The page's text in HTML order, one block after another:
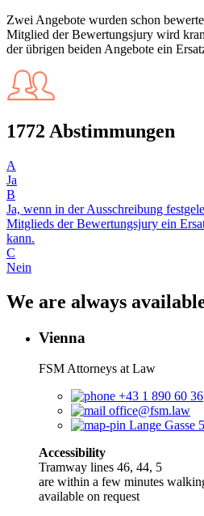
Zwei Angebote wurden schon
Mitglied der Bewertungsjury wird
der übrigen beiden Angebote ein
1772 Abstimmungen
A
Ja
B
Ja, wenn in der Ausschreibung
Mitglieds der Bewertungsjury ein
kann.
C
Nein
We are always
Vienna
FSM Attorneys at Law
+43 1 890 60 36
office@fsm.law
Lange Gasse
Accessibility
Tramway lines 46, 44, 5
are within a few minutes
available on request